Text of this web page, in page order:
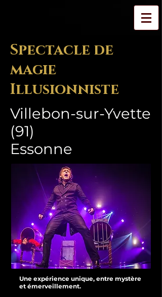
Spectacle de
magie
Illusionniste
Villebon-sur-Yvette
(91)
Essonne
Une expérience unique, entre mystère
et émerveillement.